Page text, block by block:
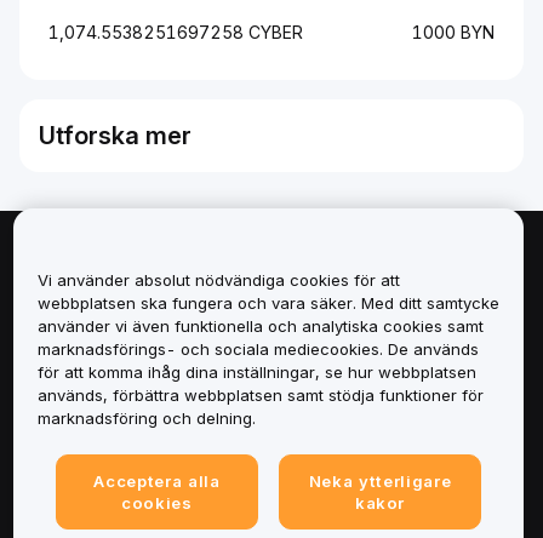
1,074.5538251697258 CYBER 1000 BYN
Utforska mer
Tjänster
Support
Vi använder absolut nödvändiga cookies för att
webbplatsen ska fungera och vara säker. Med ditt samtycke
använder vi även funktionella och analytiska cookies samt
marknadsförings- och sociala mediecookies. De används
för att komma ihåg dina inställningar, se hur webbplatsen
används, förbättra webbplatsen samt stödja funktioner för
marknadsföring och delning.
Acceptera alla
cookies
Neka ytterligare
kakor